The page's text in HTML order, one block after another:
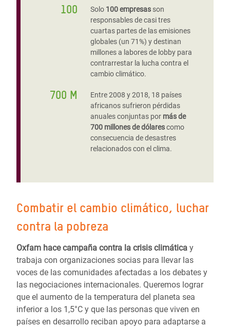
100 Solo 100 empresasson
responsables de casi tres
cuartas partes de las emisiones
globales (un 71%) y destinan
millones a labores de lobby para
contrarrestar la lucha contra el
cambio climático.
700 M
Entre 2008 y 2018, 18 países
africanos sufrieron pérdidas
anuales conjuntas por más de
700 millones de dólarescomo
consecuencia de desastres
relacionados con el clima.
Combatir el cambio climático, luchar
contra la pobreza
Oxfam hace campaña contra la crisis climática y
trabaja con organizaciones socias para llevar las
voces de las comunidades afectadas a los debates y
las negociaciones internacionales. Queremos lograr
que el aumento de la temperatura del planeta sea
inferior a los 1,5°C y que las personas que viven en
países en desarrollo reciban apoyo para adaptarse a